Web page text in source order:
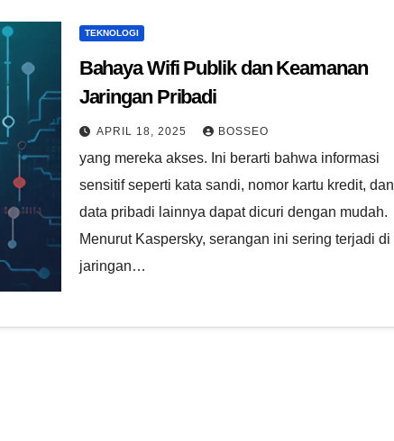
TEKNOLOGI
Bahaya Wifi Publik dan Keamanan
Jaringan Pribadi
APRIL 18, 2025 BOSSEO
yang mereka akses. Ini berarti bahwa informasi
sensitif seperti kata sandi, nomor kartu kredit, dan
data pribadi lainnya dapat dicuri dengan mudah.
Menurut Kaspersky, serangan ini sering terjadi di
jaringan…